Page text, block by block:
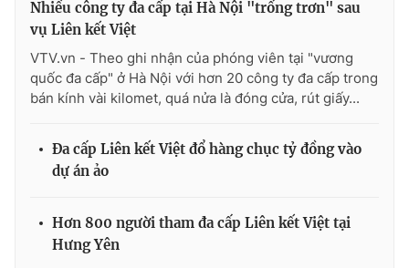
VTV Sức khoẻ Bất động sản
Thị trường 24h Tấm lòng Việt
VTV4 Vươn mình bằng AI
VTV9 VTV8
Nhiều công ty đa cấp tại Hà Nội "trống trơn" sau
vụ Liên kết Việt
VTV.vn - Theo ghi nhận của phóng viên tại "vương
quốc đa cấp" ở Hà Nội với hơn 20 công ty đa cấp trong
bán kính vài kilomet, quá nửa là đóng cửa, rút giấy...
Đa cấp Liên kết Việt đổ hàng chục tỷ đồng vào
dự án ảo
Hơn 800 người tham đa cấp Liên kết Việt tại
Hưng Yên